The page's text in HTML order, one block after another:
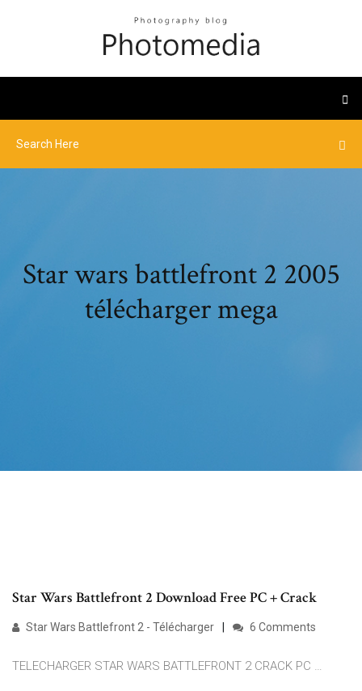
Star wars battlefront 2 2005
télécharger mega
Star Wars Battlefront 2 Download Free PC + Crack
Star Wars Battlefront 2 - Télécharger 6 Comments
TELECHARGER STAR WARS BATTLEFRONT 2 CRACK PC …